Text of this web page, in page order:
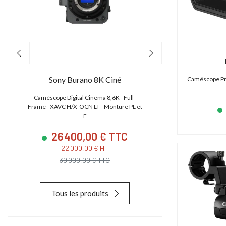
Sony Burano 8K Ciné
Caméscope Digital Cinema 8,6K - Full-
Frame - XAVC H/X-OCN LT - Monture PL et
E
26 400,00 € TTC
22 000,00 € HT
30 000,00 € TTC
Canon
CMOS S35
28
Tous les produits
Caméscope